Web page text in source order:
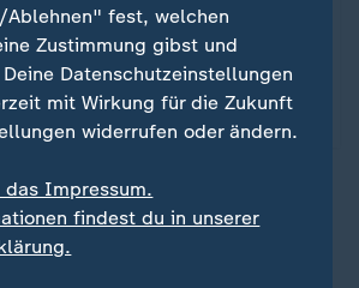
herrscht eine Waffenruhe
der Hamas - und hat damit
unterbrochen. Doch die
fragil. Die News im Blog.
fest, welchen
Zustimmung gibst und
Datenschutzeinstellungen
mit Wirkung für die Zukunft
widerrufen oder ändern.
Impressum.
findest du in unserer